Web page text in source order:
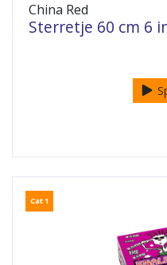
China Red
Sterretje 60 cm 6
Cat 1